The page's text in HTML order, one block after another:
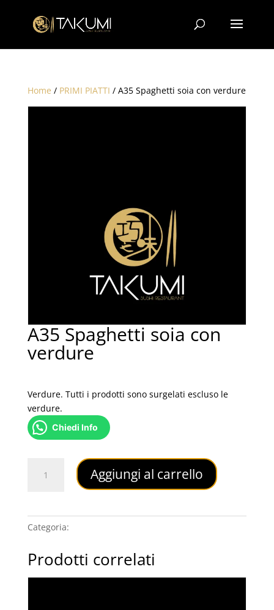
Home / PRIMI PIATTI / A35 Spaghetti soia con verdure
A35 Spaghetti soia con
verdure
Verdure. Tutti i prodotti sono surgelati escluso le
verdure.
Chiedi Info
Spaghetti
quantità
Aggiungi al carrello
Categoria:
Prodotti correlati